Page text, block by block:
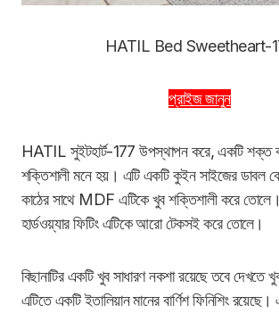
HATIL Bed Sweetheart-
প্রাইজ জানুন
HATIL সুইটহার্ট-177 উপস্থাপন করে, একটি শক্ত
শক্তিশালী মনে হয়। এটি একটি কুইন সাইজের ডাবল
কাঠের সাথে MDF এটিকে খুব শক্তিশালী করে
হার্ডওয়্যার ফিটিং এটিকে আরো টেকসই করে তোলে।
বিছানাটির একটি খুব সাধারণ নকশা রয়েছে তবে দেখতে
এটিতে একটি ইতালিয়ান মানের বার্ণিশ ফিনিশিং রয়েছে।